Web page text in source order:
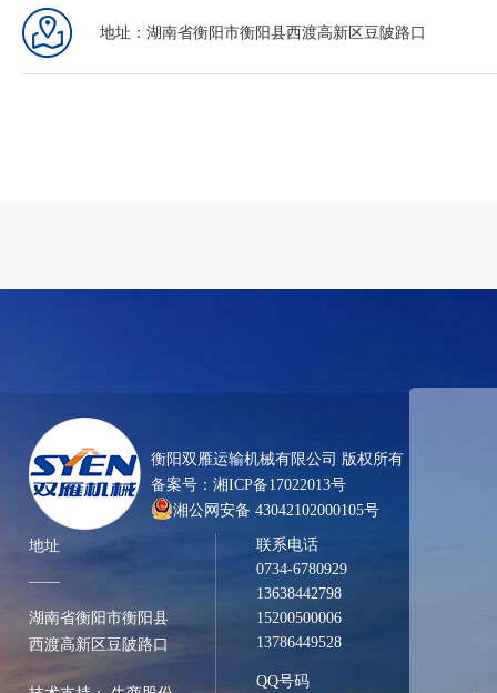
地址：湖南省衡阳市衡阳县西渡高新区豆陂路口
衡阳双雁运输机械有限公司 版权所有
备案号： 湘ICP备17022013号
湘公网安备 43042102000105号
地址
湖南省衡阳市衡阳县
西渡高新区豆陂路口
联系电话
0734-6780929
13638442798
15200500006
13786449528
QQ号码